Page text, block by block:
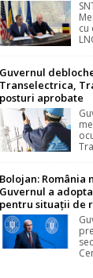
cu
Guvernul
Transelectrica,
posturi aprobate
Bolojan: România
Guvernul a
pentru situații de